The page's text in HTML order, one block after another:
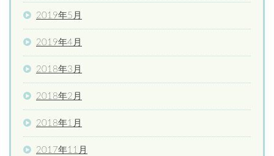
2019年5月
2019年4月
2018年3月
2018年2月
2018年1月
2017年11月